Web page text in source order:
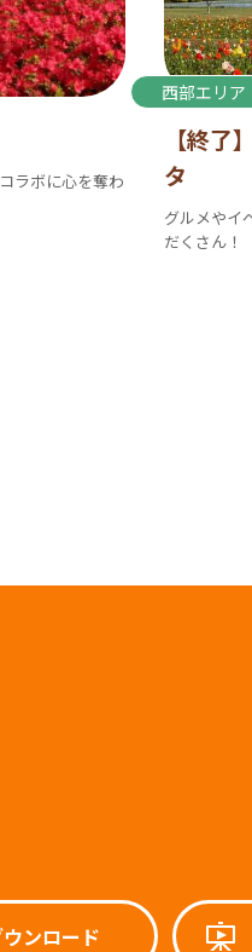
ラボに心を奪わ
西部エリア
【終了
タ
グルメやイ
だくさん！
ンロード